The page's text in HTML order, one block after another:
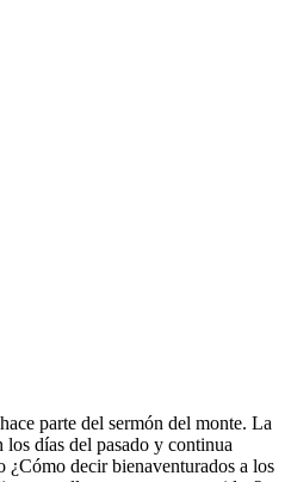
parte del sermón del monte. La
los días del pasado y continua
¿Cómo decir bienaventurados a los